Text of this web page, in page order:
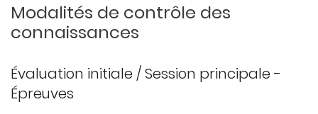
Modalités de contrôle des
connaissances
Évaluation initiale / Session principale -
Épreuves